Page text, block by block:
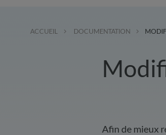
ACCUEIL DOCUMENTATION
Afin de mieux